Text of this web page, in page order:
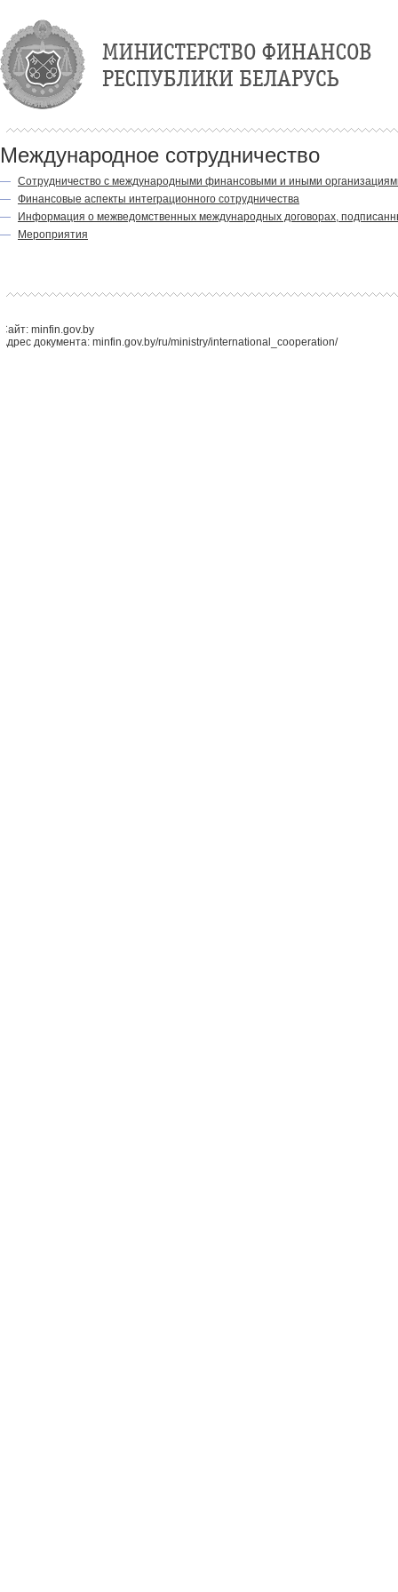
Международное сотрудничество
—Сотрудничество с международными финансовыми и иными
—Финансовые аспекты интеграционного сотрудничества
—Информация о межведомственных международных договорах,
—Мероприятия
Сайт: minfin.gov.by
Адрес документа: minfin.gov.by/ru/ministry/international_cooperation/